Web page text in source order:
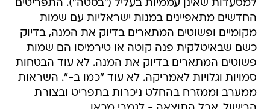
למסעדות שאינן עממיות בעליל ("בסטה"). התפריטים
החדשים מתאפיינים במנות ישראליות עם שמות
מקומיים ופשוטים המתארים בדיוק את המנה, בדיוק
כשם שבאיטלקית פנה קוטה או טירמיסו הם שמות
פשוטים המתארים בדיוק את המנה. לא עוד הבטחות
סמויות וגלויות לאמריקה. לא עוד "כמו ב-". השראות
ממערב וממזרח בהחלט ניכרות בתפריט ובצורת